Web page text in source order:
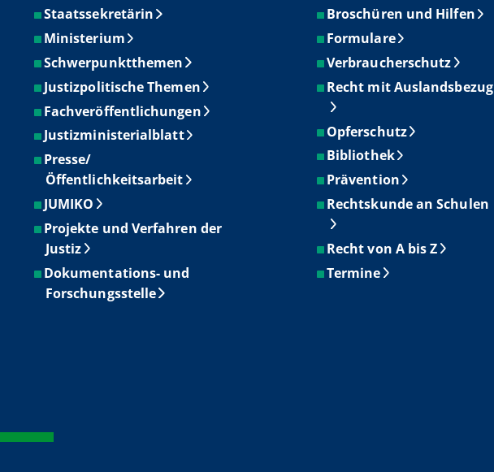
Staatssekretärin
Ministerium
Schwerpunktthemen
Justizpolitische Themen
Fachveröffentlichungen
Justizministerialblatt
Presse/
Öffentlichkeitsarbeit
JUMIKO
Projekte und Verfahren der
Justiz
Dokumentations- und
Forschungsstelle
Broschüren und Hilfen
Formulare
Verbraucherschutz
Recht mit Auslandsbezug
Opferschutz
Bibliothek
Prävention
Rechtskunde an Schulen
Recht von A bis Z
Termine